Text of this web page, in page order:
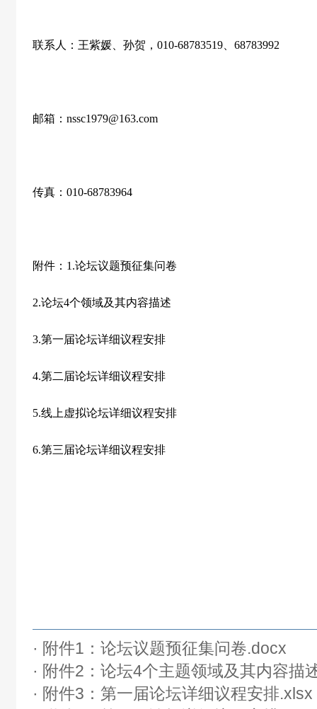
联系人：王紫媛、孙贺，010-68783519、68783992
邮箱： nssc1979@163.com
传真：010-68783964
附件：1.论坛议题预征集问卷
2.论坛4个领域及其内容描述
3.第一届论坛详细议程安排
4.第二届论坛详细议程安排
5.线上虚拟论坛详细议程安排
6.第三届论坛详细议程安排
· 附件1：论坛议题预征集问卷.docx
· 附件2：论坛4个主题领域及其内容描
· 附件3：第一届论坛详细议程安排.xlsx